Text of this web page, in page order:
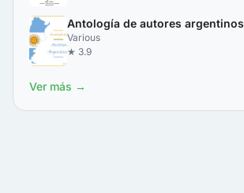
Antología de autores argentinos
Various
★ 3.9
Ver más →